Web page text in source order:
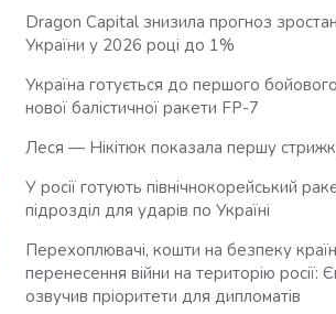
Dragon Capital знизила прогноз
України у 2026 році до 1%
Україна готується до першого
нової балістичної ракети FP-7
Леся — Нікітюк показала першу
У росії готують північнокорейський
підрозділ для ударів по Україні
Перехоплювачі, кошти на безпеку
перенесення війни на територію росії:
озвучив пріоритети для дипломатів